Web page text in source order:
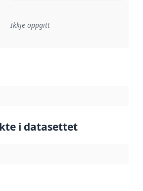
til ei implementeringsregel eller
Ikkje oppgitt
i datasettet